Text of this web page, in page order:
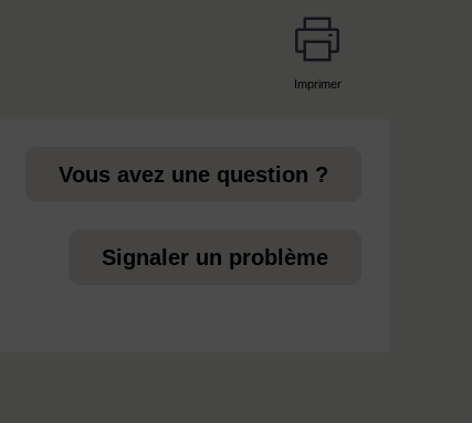
Imprimer
Vous avez une question ?
Signaler un problème